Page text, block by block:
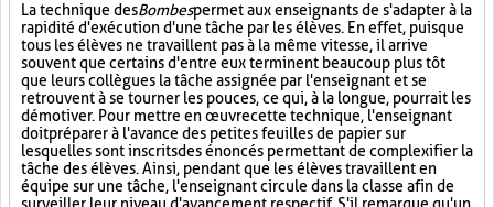
La technique desBombespermet aux enseignants de s'adapter à la
rapidité d'exécution d'une tâche par les élèves. En effet, puisque
tous les élèves ne travaillent pas à la même vitesse, il arrive
souvent que certains d'entre eux terminent beaucoup plus tôt
que leurs collègues la tâche assignée par l'enseignant et se
retrouvent à se tourner les pouces, ce qui, à la longue, pourrait les
démotiver. Pour mettre en œuvre cette technique, l'enseignant
doit préparer à l'avance des petites feuilles de papier sur
lesquelles sont inscrits des énoncés permettant de complexifier la
tâche des élèves. Ainsi, pendant que les élèves travaillent en
équipe sur une tâche, l'enseignant circule dans la classe afin de